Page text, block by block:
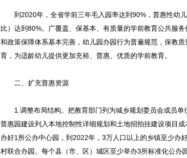
到2020年，全省学前三年毛入园率达到90%，普惠性幼儿
比）达到80%。广覆盖、保基本、有质量的学前教育公共服
和政策保障体系基本完善，幼儿园办园行为普遍规范，保教
育，为适龄幼儿提供更加充裕、普惠、优质的学前教育。
二、扩充普惠资源
1.调整布局结构。把教育部门列为城乡规划委员会成员单
普惠园建设列入本地控制性详细规划和土地招拍挂建设项目
办好1所公办中心园，到2022年，3万人口以上的乡镇至少办
村联合办园。每个县（市、区）城区至少举办3所标准化公办